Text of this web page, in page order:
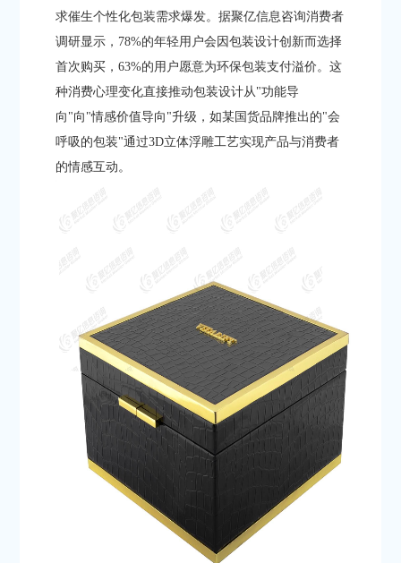
求催生个性化包装需求爆发。据聚亿信息咨询消费者
调研显示，78%的年轻用户会因包装设计创新而选择
首次购买，63%的用户愿意为环保包装支付溢价。这
种消费心理变化直接推动包装设计从"功能导
向"向"情感价值导向"升级，如某国货品牌推出的"会
呼吸的包装"通过3D立体浮雕工艺实现产品与消费者
的情感互动。